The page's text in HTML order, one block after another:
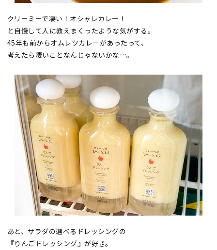
クリーミーで凄い！オシャレカレー！
と自慢して人に教えまくったような気がする。
45年も前からオムレツカレーがあったって、
考えたら凄いことなんじゃないかな…。
あと、サラダの選べるドレッシングの
『りんごドレッシング』が好き。